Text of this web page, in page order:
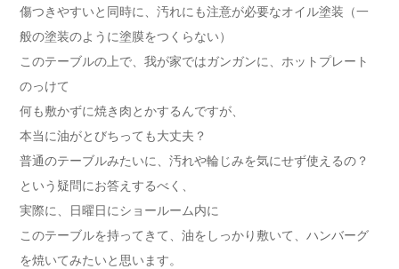
傷つきやすいと同時に、汚れにも注意が必要なオイル塗装（一
般の塗装のように塗膜をつくらない）
このテーブルの上で、我が家ではガンガンに、ホットプレート
のっけて
何も敷かずに焼き肉とかするんですが、
本当に油がとびちっても大丈夫？
普通のテーブルみたいに、汚れや輪じみを気にせず使えるの？
という疑問にお答えするべく、
実際に、日曜日にショールーム内に
このテーブルを持ってきて、油をしっかり敷いて、ハンバーグ
を焼いてみたいと思います。